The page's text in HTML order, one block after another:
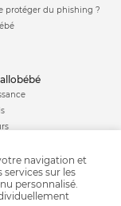
protéger du phishing ?
navigation et
sur les
personnalisé.